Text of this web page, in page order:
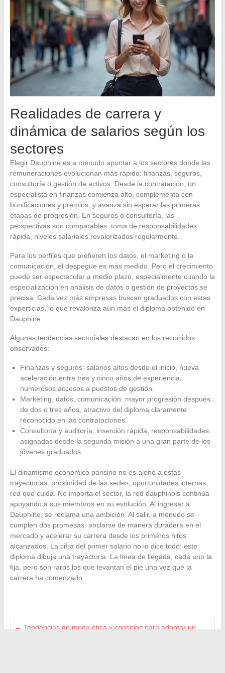
Realidades de carrera y
dinámica de salarios según los
sectores
Elegir Dauphine es a menudo apuntar a los sectores donde las
remuneraciones evolucionan más rápido: finanzas, seguros,
consultoría o gestión de activos. Desde la contratación, un
especialista en finanzas comienza alto, complementa con
bonificaciones y premios, y avanza sin esperar las primeras
etapas de progresión. En seguros o consultoría, las
perspectivas son comparables: toma de responsabilidades
rápida, niveles salariales revalorizados regularmente.
Para los perfiles que prefieren los datos, el marketing o la
comunicación, el despegue es más medido. Pero el crecimiento
puede ser espectacular a medio plazo, especialmente cuando la
especialización en análisis de datos o gestión de proyectos se
precisa. Cada vez más empresas buscan graduados con estas
experticias, lo que revaloriza aún más el diploma obtenido en
Dauphine.
Algunas tendencias sectoriales destacan en los recorridos
observados:
Finanzas y seguros: salarios altos desde el inicio, nueva
aceleración entre tres y cinco años de experiencia,
numerosos accesos a puestos de gestión.
Marketing, datos, comunicación: mayor progresión después
de dos o tres años, atractivo del diploma claramente
reconocido en las contrataciones.
Consultoría y auditoría: inserción rápida, responsabilidades
asignadas desde la segunda misión a una gran parte de los
jóvenes graduados.
El dinamismo económico parisino no es ajeno a estas
trayectorias: proximidad de las sedes, oportunidades internas,
red que cuida. No importa el sector, la red dauphinois continúa
apoyando a sus miembros en su evolución. Al ingresar a
Dauphine, se reclama una ambición. Al salir, a menudo se
cumplen dos promesas: anclarse de manera duradera en el
mercado y acelerar su carrera desde los primeros hitos
alcanzados. La cifra del primer salario no lo dice todo: este
diploma dibuja una trayectoria. La línea de llegada, cada uno la
fija, pero son raros los que levantan el pie una vez que la
carrera ha comenzado.
← Tendencias de moda ética y consejos para adoptar un